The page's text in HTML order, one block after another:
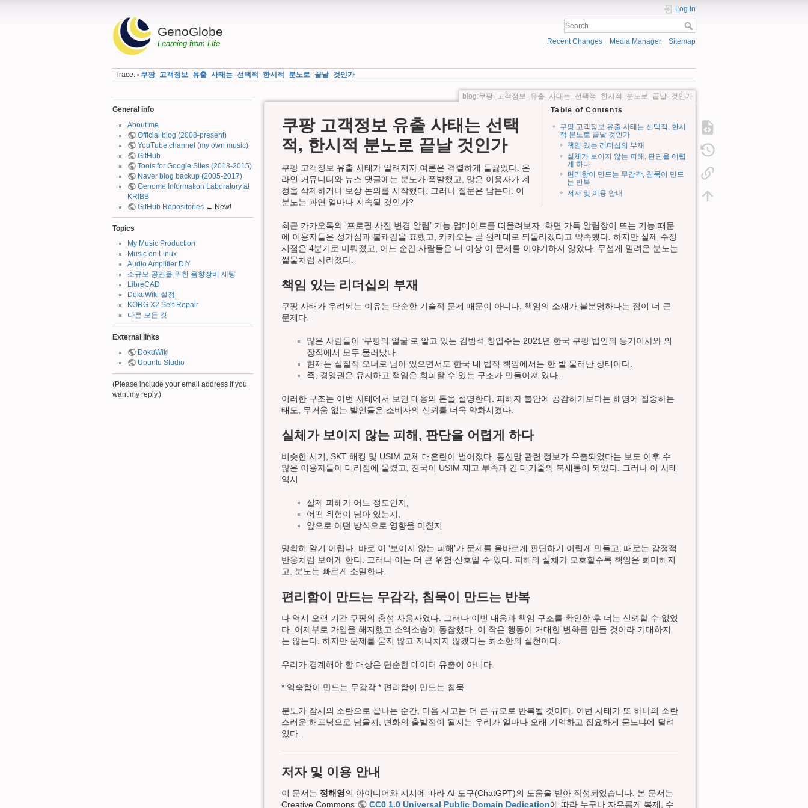
GenoGlobe
Learning from Life
Log In
Recent Changes Media Manager Sitemap
Trace: • 쿠팡_고객정보_유출_사태는_선택적_한시적_분노로_끝날_것인가
General info
About me
Official blog (2008-present)
YouTube channel (my own music)
GitHub
Tools for Google Sites (2013-2015)
Naver blog backup (2005-2017)
Genome Information Laboratory at
KRIBB
GitHub Repositories← New!
Topics
My Music Production
Music on Linux
Audio Amplifier DIY
소규모 공연을 위한 음향장비 세팅
LibreCAD
DokuWiki 설정
KORG X2 Self-Repair
다른 모든 것
External links
DokuWiki
Ubuntu Studio
(Please include your email address if you
want my reply.)
blog:쿠팡_고객정보_유출_사태는_선택적_한시적_분노로_끝날_것인가
Table of Contents
쿠팡 고객정보 유출 사태는 선택적, 한시
적 분노로 끝날 것인가
책임 있는 리더십의 부재
실체가 보이지 않는 피해, 판단을 어렵
게 하다
편리함이 만드는 무감각, 침묵이 만드
는 반복
저자 및 이용 안내
쿠팡 고객정보 유출 사태는 선택
적, 한시적 분노로 끝날 것인가
쿠팡 고객정보 유출 사태가 알려지자 여론은 격렬하게 들끓었다. 온
라인 커뮤니티와 뉴스 댓글에는 분노가 폭발했고, 많은 이용자가 계
정을 삭제하거나 보상 논의를 시작했다. 그러나 질문은 남는다. 이
분노는 과연 얼마나 지속될 것인가?
최근 카카오톡의 ‘프로필 사진 변경 알림’ 기능 업데이트를 떠올려보자. 화면 가득 알림창이 뜨는 기능 때문
에 이용자들은 성가심과 불쾌감을 표했고, 카카오는 곧 원래대로 되돌리겠다고 약속했다. 하지만 실제 수정
시점은 4분기로 미뤄졌고, 어느 순간 사람들은 더 이상 이 문제를 이야기하지 않았다. 무섭게 밀려온 분노는
썰물처럼 사라졌다.
책임 있는 리더십의 부재
쿠팡 사태가 우려되는 이유는 단순한 기술적 문제 때문이 아니다. 책임의 소재가 불분명하다는 점이 더 큰
문제다.
많은 사람들이 ‘쿠팡의 얼굴’로 알고 있는 김범석 창업주는 2021년 한국 쿠팡 법인의 등기이사와 의
장직에서 모두 물러났다.
현재는 실질적 오너로 남아 있으면서도 한국 내 법적 책임에서는 한 발 물러난 상태이다.
즉, 경영권은 유지하고 책임은 회피할 수 있는 구조가 만들어져 있다.
이러한 구조는 이번 사태에서 보인 대응의 톤을 설명한다. 피해자 불안에 공감하기보다는 해명에 집중하는
태도, 무거움 없는 발언들은 소비자의 신뢰를 더욱 약화시켰다.
실체가 보이지 않는 피해, 판단을 어렵게 하다
비슷한 시기, SKT 해킹 및 USIM 교체 대혼란이 벌어졌다. 통신망 관련 정보가 유출되었다는 보도 이후 수
많은 이용자들이 대리점에 몰렸고, 전국이 USIM 재고 부족과 긴 대기줄의 북새통이 되었다. 그러나 이 사태
역시
실제 피해가 어느 정도인지,
어떤 위험이 남아 있는지,
앞으로 어떤 방식으로 영향을 미칠지
명확히 알기 어렵다. 바로 이 ‘보이지 않는 피해’가 문제를 올바르게 판단하기 어렵게 만들고, 때로는 감정적
반응처럼 보이게 한다. 그러나 이는 더 큰 위험 신호일 수 있다. 피해의 실체가 모호할수록 책임은 희미해지
고, 분노는 빠르게 소멸한다.
편리함이 만드는 무감각, 침묵이 만드는 반복
나 역시 오랜 기간 쿠팡의 충성 사용자였다. 그러나 이번 대응과 책임 구조를 확인한 후 더는 신뢰할 수 없었
다. 어제부로 가입을 해지했고 소액소송에 동참했다. 이 작은 행동이 거대한 변화를 만들 것이라 기대하지
는 않는다. 하지만 문제를 묻지 않고 지나치지 않겠다는 최소한의 실천이다.
우리가 경계해야 할 대상은 단순한 데이터 유출이 아니다.
* 익숙함이 만드는 무감각 * 편리함이 만드는 침묵
분노가 잠시의 소란으로 끝나는 순간, 다음 사고는 더 큰 규모로 반복될 것이다. 이번 사태가 또 하나의 소란
스러운 해프닝으로 남을지, 변화의 출발점이 될지는 우리가 얼마나 오래 기억하고 집요하게 묻느냐에 달려
있다.
저자 및 이용 안내
이 문서는 정해영의 아이디어와 지시에 따라 AI 도구(ChatGPT)의 도움을 받아 작성되었습니다. 본 문서는
Creative Commons
CC0 1.0 Universal Public Domain Dedication에 따라 누구나 자유롭게 복제, 수